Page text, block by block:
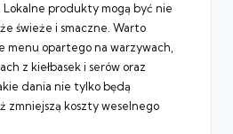
Lokalne produkty mogą być nie
świeże i smaczne. Warto
menu opartego na warzywach,
z kiełbasek i serów oraz
dania nie tylko będą
zmniejszą koszty weselnego